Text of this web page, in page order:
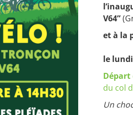
V64”
et à la
le lundi
Départ
du col
Un